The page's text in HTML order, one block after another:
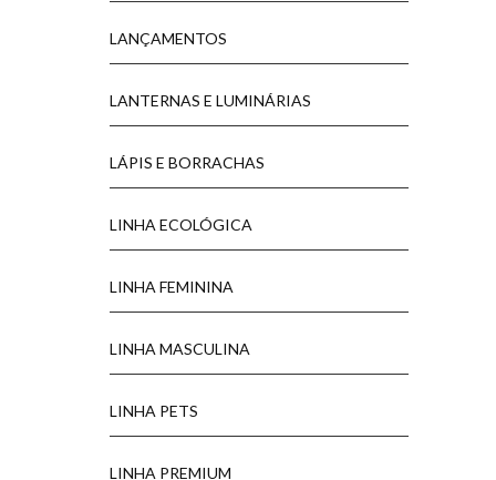
LANÇAMENTOS
LANTERNAS E LUMINÁRIAS
LÁPIS E BORRACHAS
LINHA ECOLÓGICA
LINHA FEMININA
LINHA MASCULINA
LINHA PETS
LINHA PREMIUM